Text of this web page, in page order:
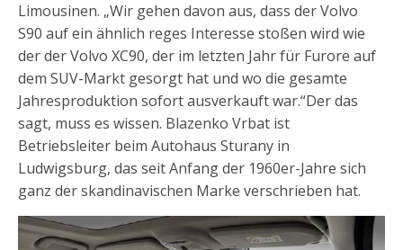
Limousinen. „Wir gehen davon aus, dass der Volvo
S90 auf ein ähnlich reges Interesse stoßen wird wie
der der Volvo XC90, der im letzten Jahr für Furore auf
dem SUV-Markt gesorgt hat und wo die gesamte
Jahresproduktion sofort ausverkauft war.“Der das
sagt, muss es wissen. Blazenko Vrbat ist
Betriebsleiter beim Autohaus Sturany in
Ludwigsburg, das seit Anfang der 1960er-Jahre sich
ganz der skandinavischen Marke verschrieben hat.